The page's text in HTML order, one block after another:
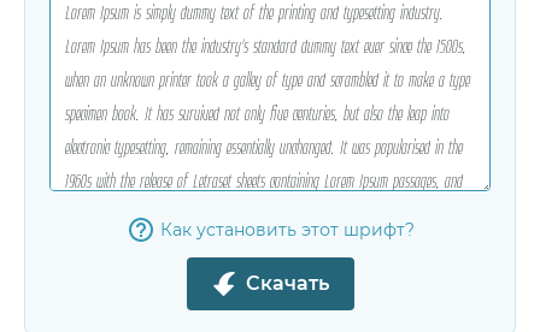
Как установить этот шрифт?
Скачать